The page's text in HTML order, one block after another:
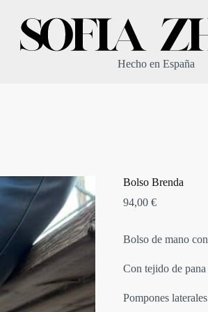
Hecho en España
Bolso Brenda
94,00 €
Bolso de mano
Con tejido de
Pompones